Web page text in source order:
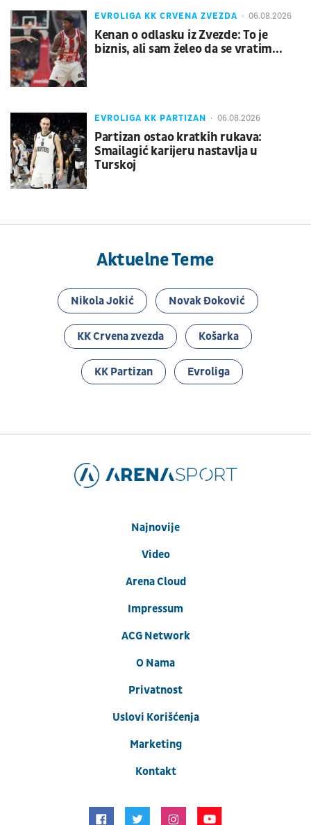
EVROLIGA KK CRVENA ZVEZDA 06.08.2026
Kenan o odlasku iz Zvezde: To je
biznis, ali sam želeo da se vratim...
EVROLIGA KK PARTIZAN 06.08.2026
Partizan ostao kratkih rukava:
Smailagić karijeru nastavlja u
Turskoj
Aktuelne Teme
Nikola Jokić Novak Đoković
KK Crvena zvezda Košarka
KK Partizan Evroliga
Najnovije
Video
Arena Cloud
Impressum
ACG Network
O Nama
Privatnost
Uslovi Korišćenja
Marketing
Kontakt